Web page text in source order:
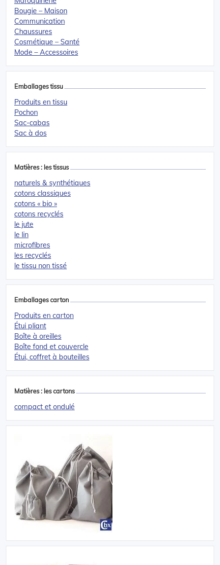
Bougie – Maison
Communication
Chaussures
Cosmétique – Santé
Mode – Accessoires
Emballages tissu
Produits en tissu
Pochon
Sac-cabas
Sac à dos
Matières : les tissus
naturels & synthétiques
cotons classiques
cotons « bio »
cotons recyclés
le jute
le lin
microfibres
les recyclés
le tissu non tissé
Emballages carton
Produits en carton
Étui pliant
Boîte à oreilles
Boîte fond et couvercle
Étui, coffret à bouteilles
Matières : les cartons
compact et ondulé